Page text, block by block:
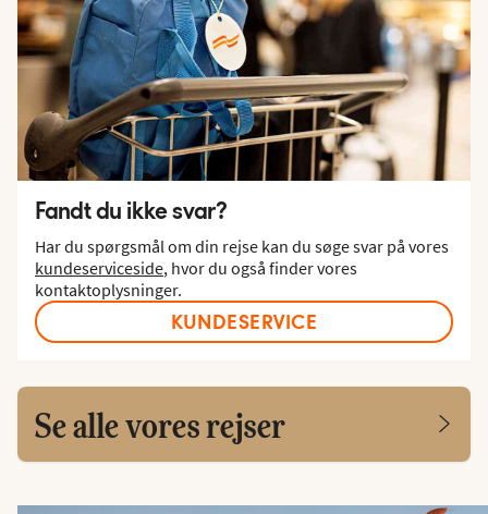
Fandt du ikke svar?
Har du spørgsmål om din rejse kan du søge svar på vores
kundeserviceside, hvor du også finder vores
kontaktoplysninger.
KUNDESERVICE
Se alle vores rejser